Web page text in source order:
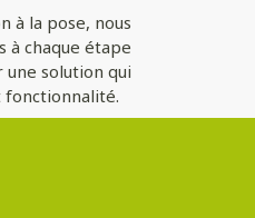
à la pose, nous
à chaque étape
solution qui
fonctionnalité.